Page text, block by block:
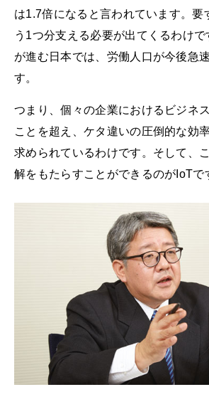
は1.7倍になると言われています。要
う1つ分支える必要が出てくるわけ
が進む日本では、労働人口が今後急
す。
つまり、個々の企業におけるビジネ
ことを超え、ケタ違いの圧倒的な効
求められているわけです。そして、
解をもたらすことができるのがIoTで